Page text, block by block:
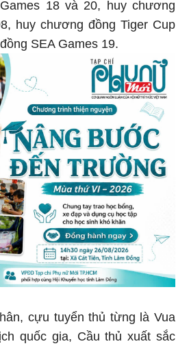
18 và 20, huy chương
huy chương đồng Tiger Cup
SEA Games 19.
cựu tuyển thủ từng là Vua
quốc gia, Cầu thủ xuất sắc